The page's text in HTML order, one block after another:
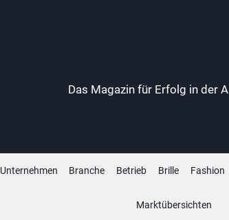
Das Magazin für Erfolg in der
Unternehmen Branche Betrieb Brille Fashion
Marktübersichten